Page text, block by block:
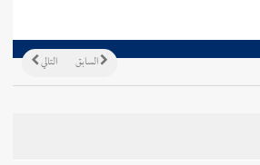
التالي السابق